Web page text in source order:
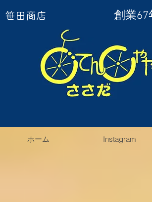
笹田商店 創業67
ホーム Instagram